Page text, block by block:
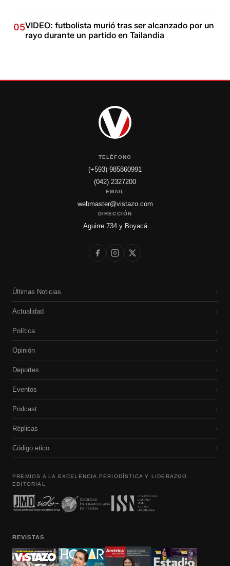
05VIDEO: futbolista murió tras ser alcanzado por un
rayo durante un partido en Tailandia
TELÉFONO
(+593) 985860991
(042) 2327200
EMAIL
webmaster@vistazo.com
DIRECCIÓN
Aguirre 734 y Boyacá
Últimas Noticias ›
Actualidad ›
Política ›
Opinión ›
Deportes ›
Eventos ›
Podcast ›
Réplicas ›
Código etico ›
PREMIOS A LA EXCELENCIA PERIODÍSTICA Y LIDERAZGO
EDITORIAL
REVISTAS